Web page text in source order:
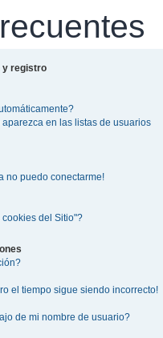
y registro
en las listas de usuarios
no puedo conectarme!
del Sitio"?
el tiempo sigue siendo incorrecto!
de mi nombre de usuario?